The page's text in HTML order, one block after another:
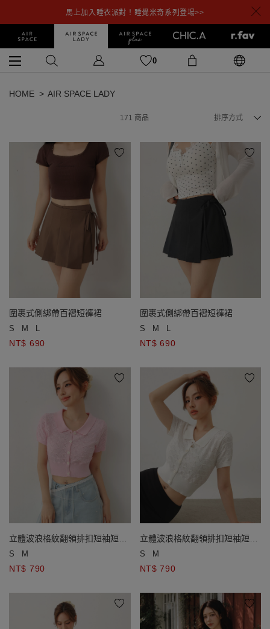
馬上加入睡衣派對！睡覺米奇系列登場>>
0
HOME AIR SPACE LADY
171 商品 排序方式
圍裹式側綁帶百褶短褲裙
S M L
NT$ 690
圍裹式側綁帶百褶短褲裙
S M L
NT$ 690
立體波浪格紋翻領排扣短袖短版
開襟針織衫
S M
NT$ 790
立體波浪格紋翻領排扣短袖短版
開襟針織衫
S M
NT$ 790